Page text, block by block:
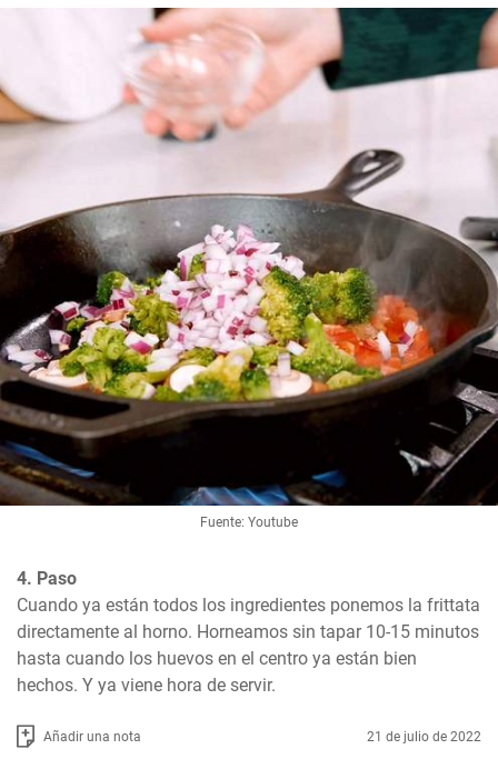
Fuente: Youtube
4. Paso
Cuando ya están todos los ingredientes ponemos la frittata
directamente al horno. Horneamos sin tapar 10-15 minutos
hasta cuando los huevos en el centro ya están bien
hechos. Y ya viene hora de servir.
Añadir una nota 21 de julio de 2022